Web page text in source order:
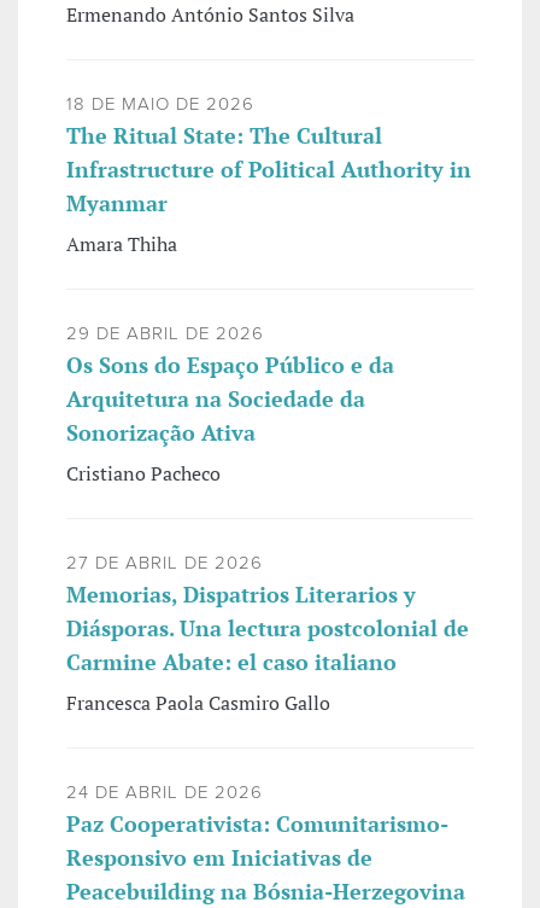
Ermenando António Santos Silva
18 DE MAIO DE 2026
The Ritual State: The Cultural
Infrastructure of Political Authority in
Myanmar
Amara Thiha
29 DE ABRIL DE 2026
Os Sons do Espaço Público e da
Arquitetura na Sociedade da
Sonorização Ativa
Cristiano Pacheco
27 DE ABRIL DE 2026
Memorias, Dispatrios Literarios y
Diásporas. Una lectura postcolonial de
Carmine Abate: el caso italiano
Francesca Paola Casmiro Gallo
24 DE ABRIL DE 2026
Paz Cooperativista: Comunitarismo-
Responsivo em Iniciativas de
Peacebuilding na Bósnia-Herzegovina